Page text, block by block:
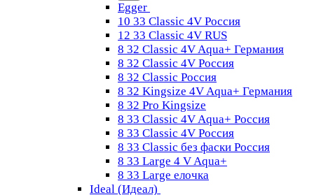
Egger
10 33 Classic 4V Россия
12 33 Classic 4V RUS
8 32 Classic 4V Aqua+ Германия
8 32 Classic 4V Россия
8 32 Classic Россия
8 32 Kingsize 4V Aqua+ Германия
8 32 Pro Kingsize
8 33 Classic 4V Aqua+ Россия
8 33 Classic 4V Россия
8 33 Classic без фаски Россия
8 33 Large 4 V Aqua+
8 33 Large елочка
Ideal (Идеал)